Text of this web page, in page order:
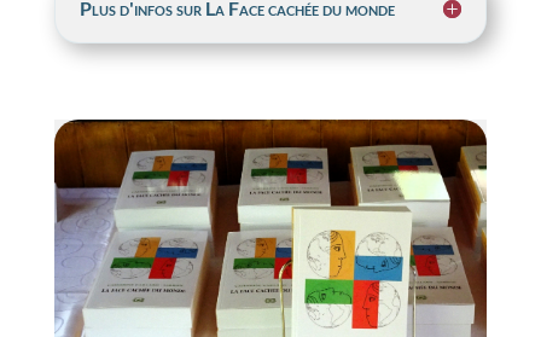
Plus d'infos sur La Face cachée du monde